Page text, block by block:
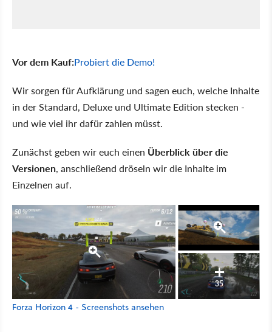
Vor dem Kauf:Probiert die Demo!
Wir sorgen für Aufklärung und sagen euch, welche Inhalte
in der Standard, Deluxe und Ultimate Edition stecken -
und wie viel ihr dafür zahlen müsst.
Zunächst geben wir euch einen Überblick über die
Versionen, anschließend dröseln wir die Inhalte im
Einzelnen auf.
35
Forza Horizon 4 - Screenshots ansehen